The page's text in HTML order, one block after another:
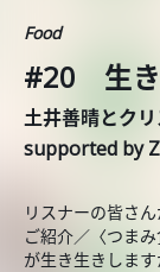
Food
#20 生き
土井善晴とク
supported by
リスナーの皆さ
ご紹介／〈つま
が生き生きしま